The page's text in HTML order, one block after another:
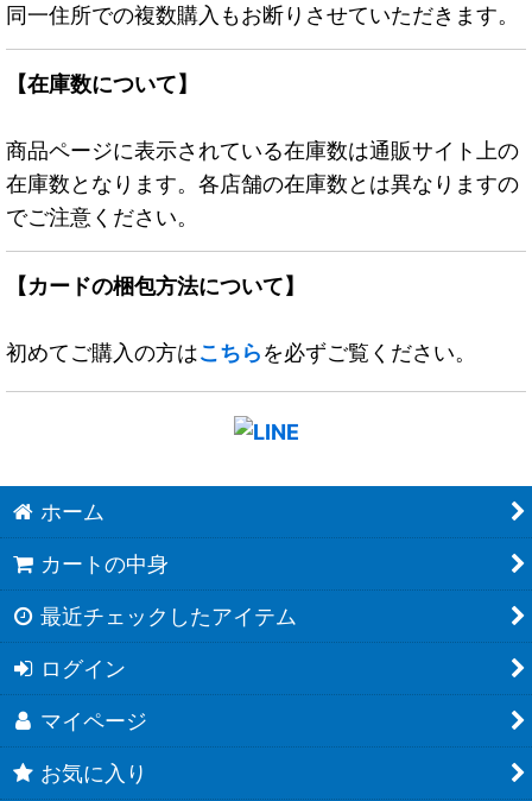
同一住所での複数購入もお断りさせていただきます。
【在庫数について】
商品ページに表示されている在庫数は通販サイト上の
在庫数となります。各店舗の在庫数とは異なりますの
でご注意ください。
【カードの梱包方法について】
初めてご購入の方はこちらを必ずご覧ください。
ホーム
カートの中身
最近チェックしたアイテム
ログイン
マイページ
お気に入り